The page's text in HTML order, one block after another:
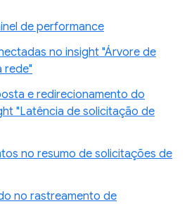
de performance
no insight "Árvore de
rede"
e redirecionamento do
"Latência de solicitação de
no resumo de solicitações de
no rastreamento de